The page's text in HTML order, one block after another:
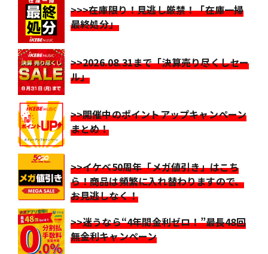
>>>在庫限り！見逃し厳禁！「在庫一掃
最終処分」
>>2026.08.31まで「決算売り尽くしセー
ル」
>>開催中のポイントアップキャンペーン
まとめ！
>>イケベ50周年「メガ値引き」はこち
ら！商品は頻繁に入れ替わりますので、
お見逃しなく！
>>迷うなら“4年間金利ゼロ！”最長48回
無金利キャンペーン